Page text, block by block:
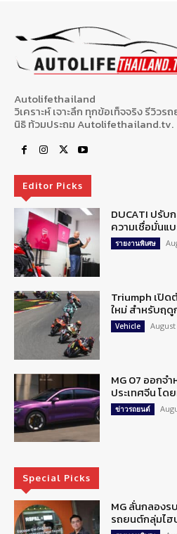
Autolifethailand
วิเคราะห์ เจาะลึก ทุกข้อเท็จจริง รีวิว
นิธิ ท้วมประถม Autolifethailand.tv.
Editor Picks
DUCATI ปรับ
ความเชื่อมั่นแ
รายงานพิเศษ
Triumph เปิด
ใหม่ สำหรับฤดู
Vehicle August
MG 07 ออกจ
ประเทศจีน โด
ข่าวรถยนต์
Special Picks
MG ลั่นกลอง
รถยนต์กลุ่มไ